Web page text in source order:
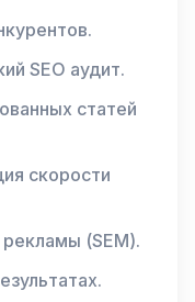
SEO аудит.
статей
скорости
(SEM).